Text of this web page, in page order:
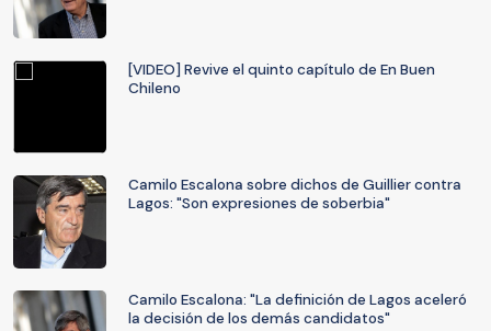
[VIDEO] Revive el quinto capítulo de En Buen
Chileno
Camilo Escalona sobre dichos de Guillier contra
Lagos: "Son expresiones de soberbia"
Camilo Escalona: "La definición de Lagos aceleró
la decisión de los demás candidatos"